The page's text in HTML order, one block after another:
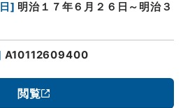
] 明治１７年６月２６日～明治３
A10112609400
閲覧